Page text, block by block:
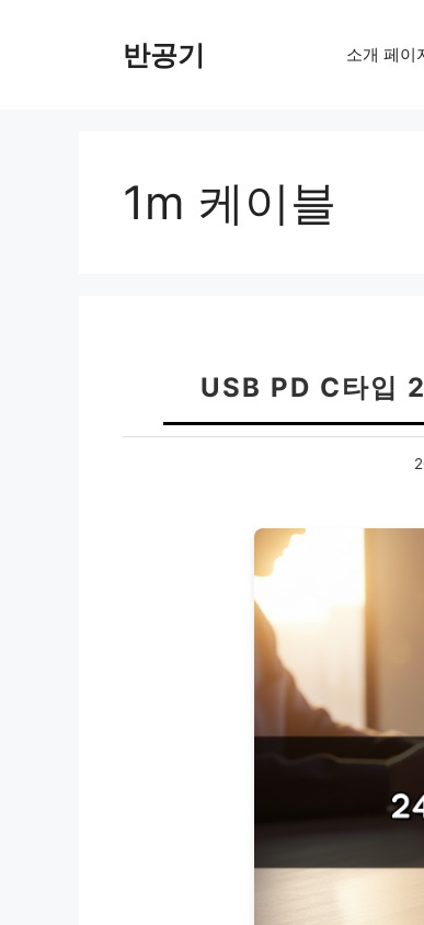
반공기 소개 페이
1m 케이블
USB PD C타입